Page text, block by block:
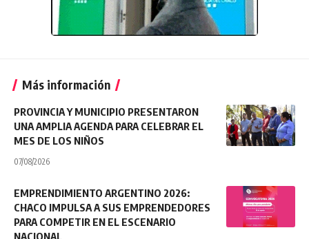
Más información
PROVINCIA Y MUNICIPIO PRESENTARON
UNA AMPLIA AGENDA PARA CELEBRAR EL
MES DE LOS NIÑOS
07/08/2026
EMPRENDIMIENTO ARGENTINO 2026:
CHACO IMPULSA A SUS EMPRENDEDORES
PARA COMPETIR EN EL ESCENARIO